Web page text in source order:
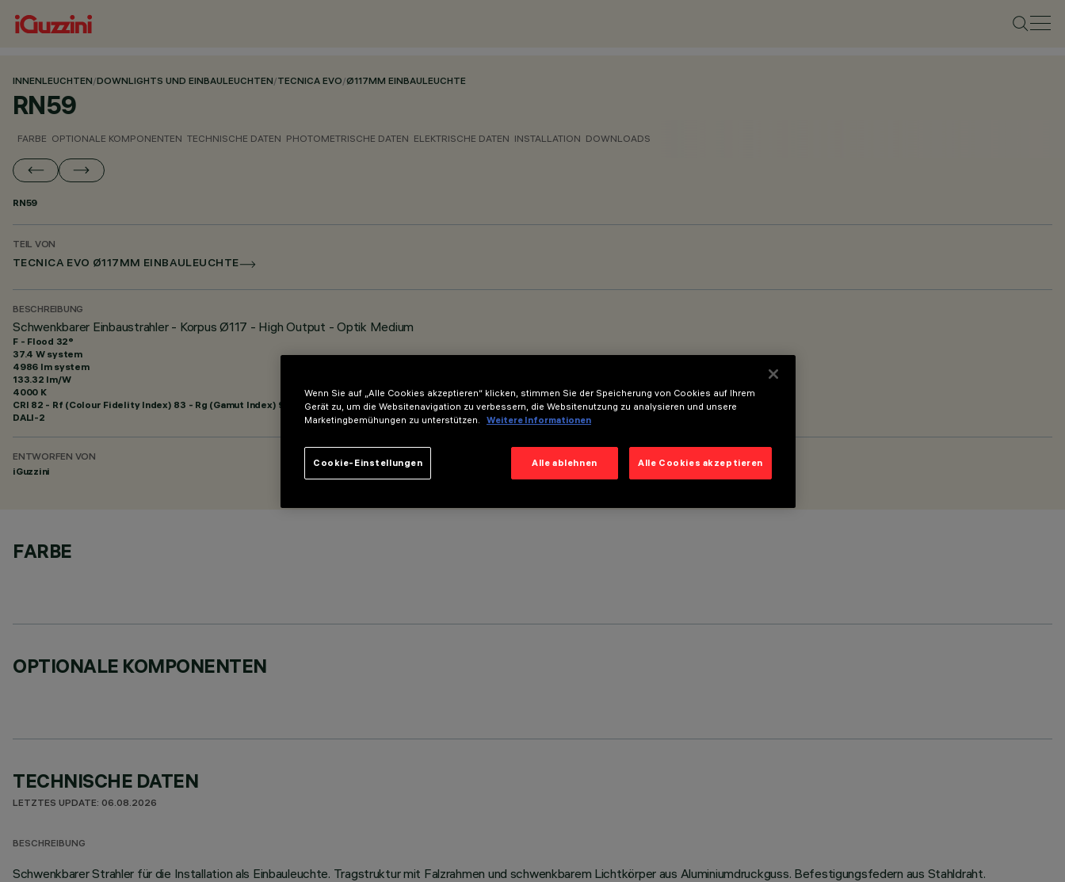
INNENLEUCHTEN/DOWNLIGHTS UND EINBAULEUCHTEN/TECNICA EVO/Ø117MM EINBAULEUCHTE
RN59
FARBE OPTIONALE KOMPONENTEN TECHNISCHE DATEN PHOTOMETRISCHE DATEN ELEKTRISCHE DATEN INSTALLATION DOWNLOADS
RN59
TEIL VON
TECNICA EVO Ø117MM EINBAULEUCHTE
BESCHREIBUNG
Schwenkbarer Einbaustrahler - Korpus Ø117 - High Output - Optik Medium
F - Flood 32°
37.4 W system
4986 lm system
133.32 lm/W
4000 K
CRI 82 - Rf (Colour Fidelity Index) 83 - Rg (Gamut Index) 94
DALI-2
ENTWORFEN VON
iGuzzini
FARBE
OPTIONALE KOMPONENTEN
TECHNISCHE DATEN
LETZTES UPDATE: 06.08.2026
BESCHREIBUNG
Schwenkbarer Strahler für die Installation als Einbauleuchte. Tragstruktur mit Falzrahmen und schwenkbarem Lichtkörper aus Aluminiumdruckguss. Befestigungsfedern aus Stahldraht.
Wenn Sie auf „Alle Cookies akzeptieren“ klicken, stimmen Sie der Speicherung von Cookies auf Ihrem
Gerät zu, um die Websitenavigation zu verbessern, die Websitenutzung zu analysieren und unsere
Marketingbemühungen zu unterstützen.
Weitere Informationen
Alle ablehnen Alle Cookies akzeptieren
Cookie-Einstellungen